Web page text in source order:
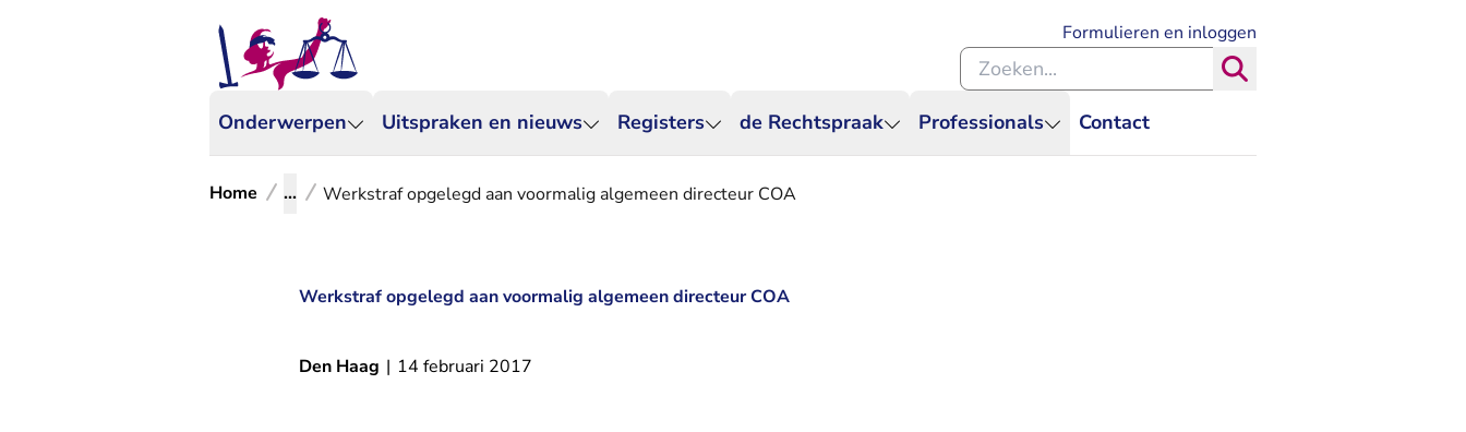
Onderwerpen Uitspraken en nieuws Registers de Rechtspraak Professionals Contact
Formulieren en inloggen
Zoeken binnen de Rechtspraak
Home ... Werkstraf opgelegd aan voormalig algemeen directeur COA
Werkstraf opgelegd aan voormalig algemeen directeur COA
Den Haag | 14 februari 2017